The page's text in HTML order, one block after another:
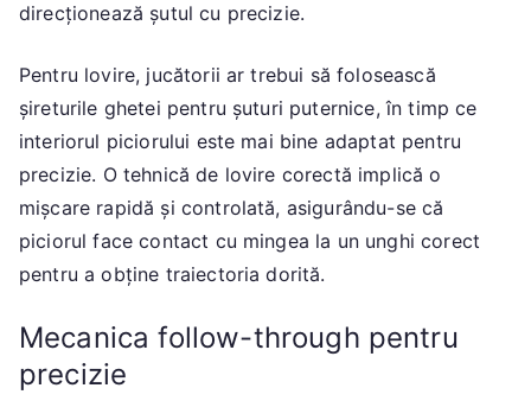
direcționează șutul cu precizie.
Pentru lovire, jucătorii ar trebui să folosească
șireturile ghetei pentru șuturi puternice, în timp ce
interiorul piciorului este mai bine adaptat pentru
precizie. O tehnică de lovire corectă implică o
mișcare rapidă și controlată, asigurându-se că
piciorul face contact cu mingea la un unghi corect
pentru a obține traiectoria dorită.
Mecanica follow-through pentru
precizie